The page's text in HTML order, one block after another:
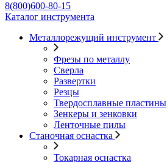
8(800)600-80-15
Каталог инструмента
Металлорежущий инструмент
Фрезы по металлу
Сверла
Развертки
Резцы
Твердосплавные пластины
Зенкеры и зенковки
Ленточные пилы
Станочная оснастка
Токарная оснастка